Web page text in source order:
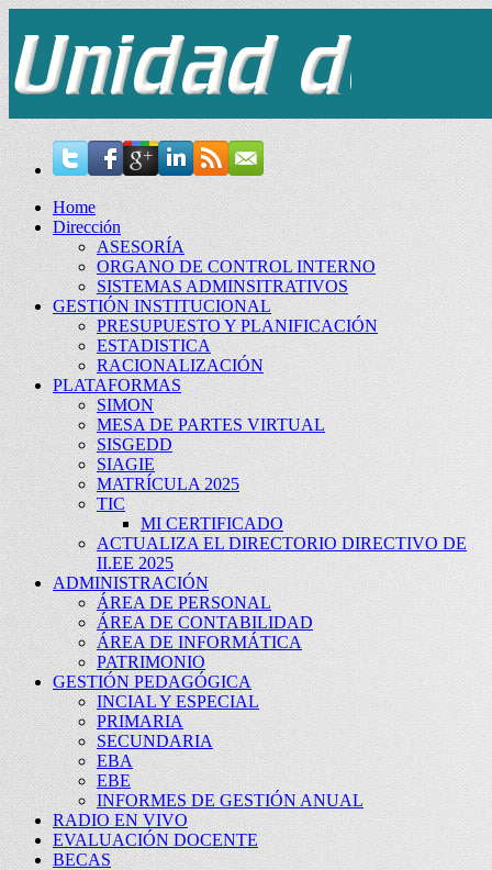
Home
Dirección
ASESORÍA
ORGANO DE CONTROL INTERNO
SISTEMAS ADMINSITRATIVOS
GESTIÓN INSTITUCIONAL
PRESUPUESTO Y PLANIFICACIÓN
ESTADISTICA
RACIONALIZACIÓN
PLATAFORMAS
SIMON
MESA DE PARTES VIRTUAL
SISGEDD
SIAGIE
MATRÍCULA 2025
TIC
MI CERTIFICADO
ACTUALIZA EL DIRECTORIO DIRECTIVO DE
II.EE 2025
ADMINISTRACIÓN
ÁREA DE PERSONAL
ÁREA DE CONTABILIDAD
ÁREA DE INFORMÁTICA
PATRIMONIO
GESTIÓN PEDAGÓGICA
INCIAL Y ESPECIAL
PRIMARIA
SECUNDARIA
EBA
EBE
INFORMES DE GESTIÓN ANUAL
RADIO EN VIVO
EVALUACIÓN DOCENTE
BECAS